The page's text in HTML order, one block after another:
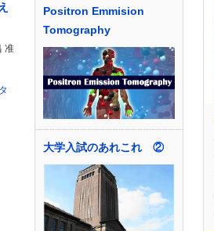
准
Positron Emmision
Tomography
大学入試のあれこれ ②